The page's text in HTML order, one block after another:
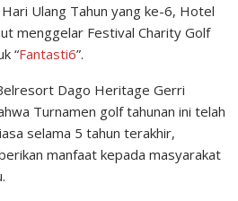
Ulang Tahun yang ke-6, Hotel
menggelar Festival Charity Golf
“Fantasti6”.
Dago Heritage Gerri
Turnamen golf tahunan ini telah
selama 5 tahun terakhir,
manfaat kepada masyarakat